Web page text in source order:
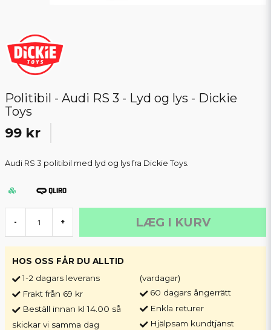
Politibil - Audi RS 3 - Lyd og lys - Dickie
Toys
99 kr
Audi RS 3 politibil med lyd og lys fra Dickie Toys.
- + LÆG I KURV
HOS OSS FÅR DU ALLTID
1-2 dagars leverans
Frakt från 69 kr
Beställ innan kl 14.00 så
skickar vi samma dag
(vardagar)
60 dagars ångerrätt
Enkla returer
Hjälpsam kundtjänst